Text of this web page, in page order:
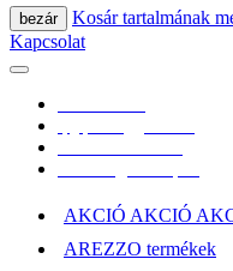
bezár
Kosár tartalmának
Kapcsolat
AKCIÓ AKCIÓ
AREZZO termékek